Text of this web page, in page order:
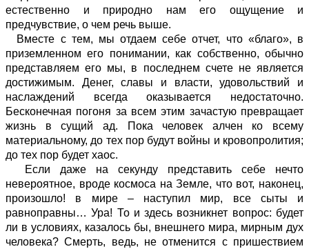
естественно и природно нам его ощущение и
предчувствие, о чем речь выше.
Вместе с тем, мы отдаем себе отчет, что «благо», в
приземленном его понимании, как собственно, обычно
представляем его мы, в последнем счете не является
достижимым. Денег, славы и власти, удовольствий и
наслаждений всегда оказывается недостаточно.
Бесконечная погоня за всем этим зачастую превращает
жизнь в сущий ад. Пока человек алчен ко всему
материальному, до тех пор будут войны и кровопролития;
до тех пор будет хаос.
Если даже на секунду представить себе нечто
невероятное, вроде космоса на Земле, что вот, наконец,
произошло! в мире – наступил мир, все сыты и
равноправны… Ура! То и здесь возникнет вопрос: будет
ли в условиях, казалось бы, внешнего мира, мирным дух
человека? Смерть, ведь, не отменится с пришествием